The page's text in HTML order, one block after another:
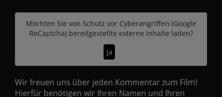
Möchten Sie von Schutz vor Cyberangriffen (Google
ReCaptcha)bereitgestellte externe Inhalte laden?
Ja
Wir freuen uns über jeden Kommentar zum Film!
Hierfür benötigen wir Ihren Namen und Ihren